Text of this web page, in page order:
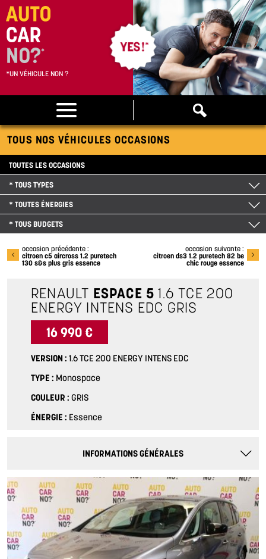
*UN VÉHICULE NON ?
TOUS NOS VÉHICULES OCCASIONS
TOUTES LES OCCASIONS
* TOUS TYPES
* TOUTES ÉNERGIES
* TOUS BUDGETS
occasion précédente :
citroen c5 aircross 1.2 puretech
130 s&s plus gris essence
occasion suivante :
citroen ds3 1.2 puretech 82 be
chic rouge essence
RENAULT ESPACE 5 1.6 TCE 200
ENERGY INTENS EDC GRIS
16 990 €
VERSION 1.6 TCE 200 ENERGY INTENS EDC
TYPE
Monospace
COULEUR
GRIS
ÉNERGIE
Essence
INFORMATIONS GÉNÉRALES